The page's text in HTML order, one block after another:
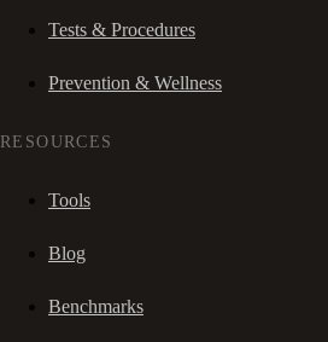
Tests & Procedures
Prevention & Wellness
RESOURCES
Tools
Blog
Benchmarks